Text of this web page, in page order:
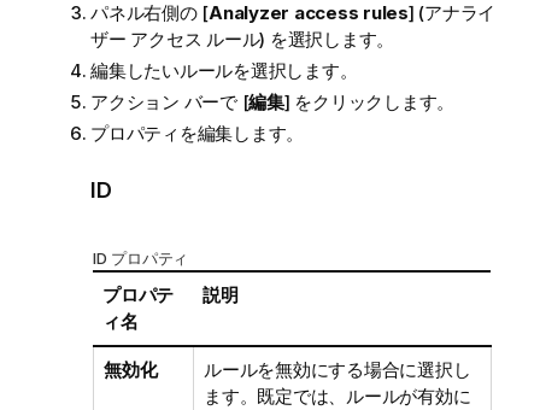
パネル右側の [Analyzer access rules] (アナライ
ザー アクセス ルール) を選択します。
編集したいルールを選択します。
アクション バーで [編集] をクリックします。
プロパティを編集します。
ID
ID プロパティ
プロパテ
ィ名
説明
無効化
ルールを無効にする場合に選択し
ます。既定では、ルールが有効に